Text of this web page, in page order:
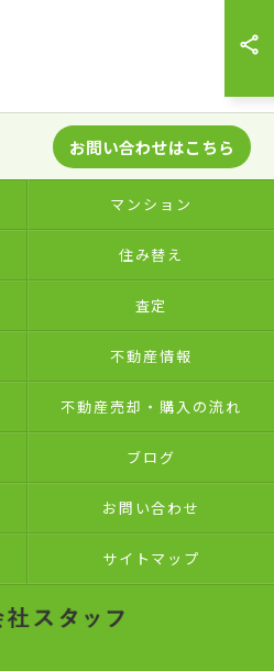
お問い合わせはこちら
マンション
住み替え
査定
不動産情報
不動産売却・購入の流れ
ブログ
お問い合わせ
サイトマップ